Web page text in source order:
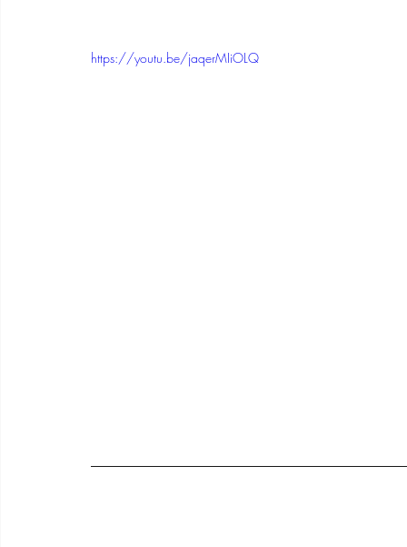
https://youtu.be/jaqerMIiOLQ